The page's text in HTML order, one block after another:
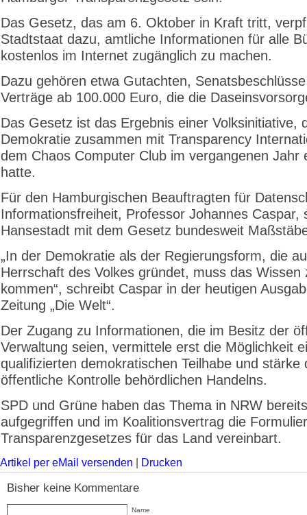
Das Gesetz, das am 6. Oktober in Kraft tritt,
Stadtstaat dazu, amtliche Informationen für alle
kostenlos im Internet zugänglich zu machen.
Dazu gehören etwa Gutachten,
Verträge ab 100.000 Euro, die die
Das Gesetz ist das Ergebnis einer Volksinitiative,
Demokratie zusammen mit Transparency
dem Chaos Computer Club im vergangenen Jahr
hatte.
Für den Hamburgischen Beauftragten für
Informationsfreiheit, Professor Johannes Caspar,
Hansestadt mit dem Gesetz bundesweit
„In der Demokratie als der Regierungsform, die
Herrschaft des Volkes gründet, muss das Wissen
kommen“, schreibt Caspar in der heutigen
Zeitung „Die Welt“.
Der Zugang zu Informationen, die im Besitz der
Verwaltung seien, vermittele erst die Möglichkeit
qualifizierten demokratischen Teilhabe und stärke
öffentliche Kontrolle behördlichen Handelns.
SPD und Grüne haben das Thema in NRW bereits
aufgegriffen und im Koalitionsvertrag die
Transparenzgesetzes für das Land vereinbart.
Artikel per eMail versenden Drucken
Bisher keine Kommentare
Name